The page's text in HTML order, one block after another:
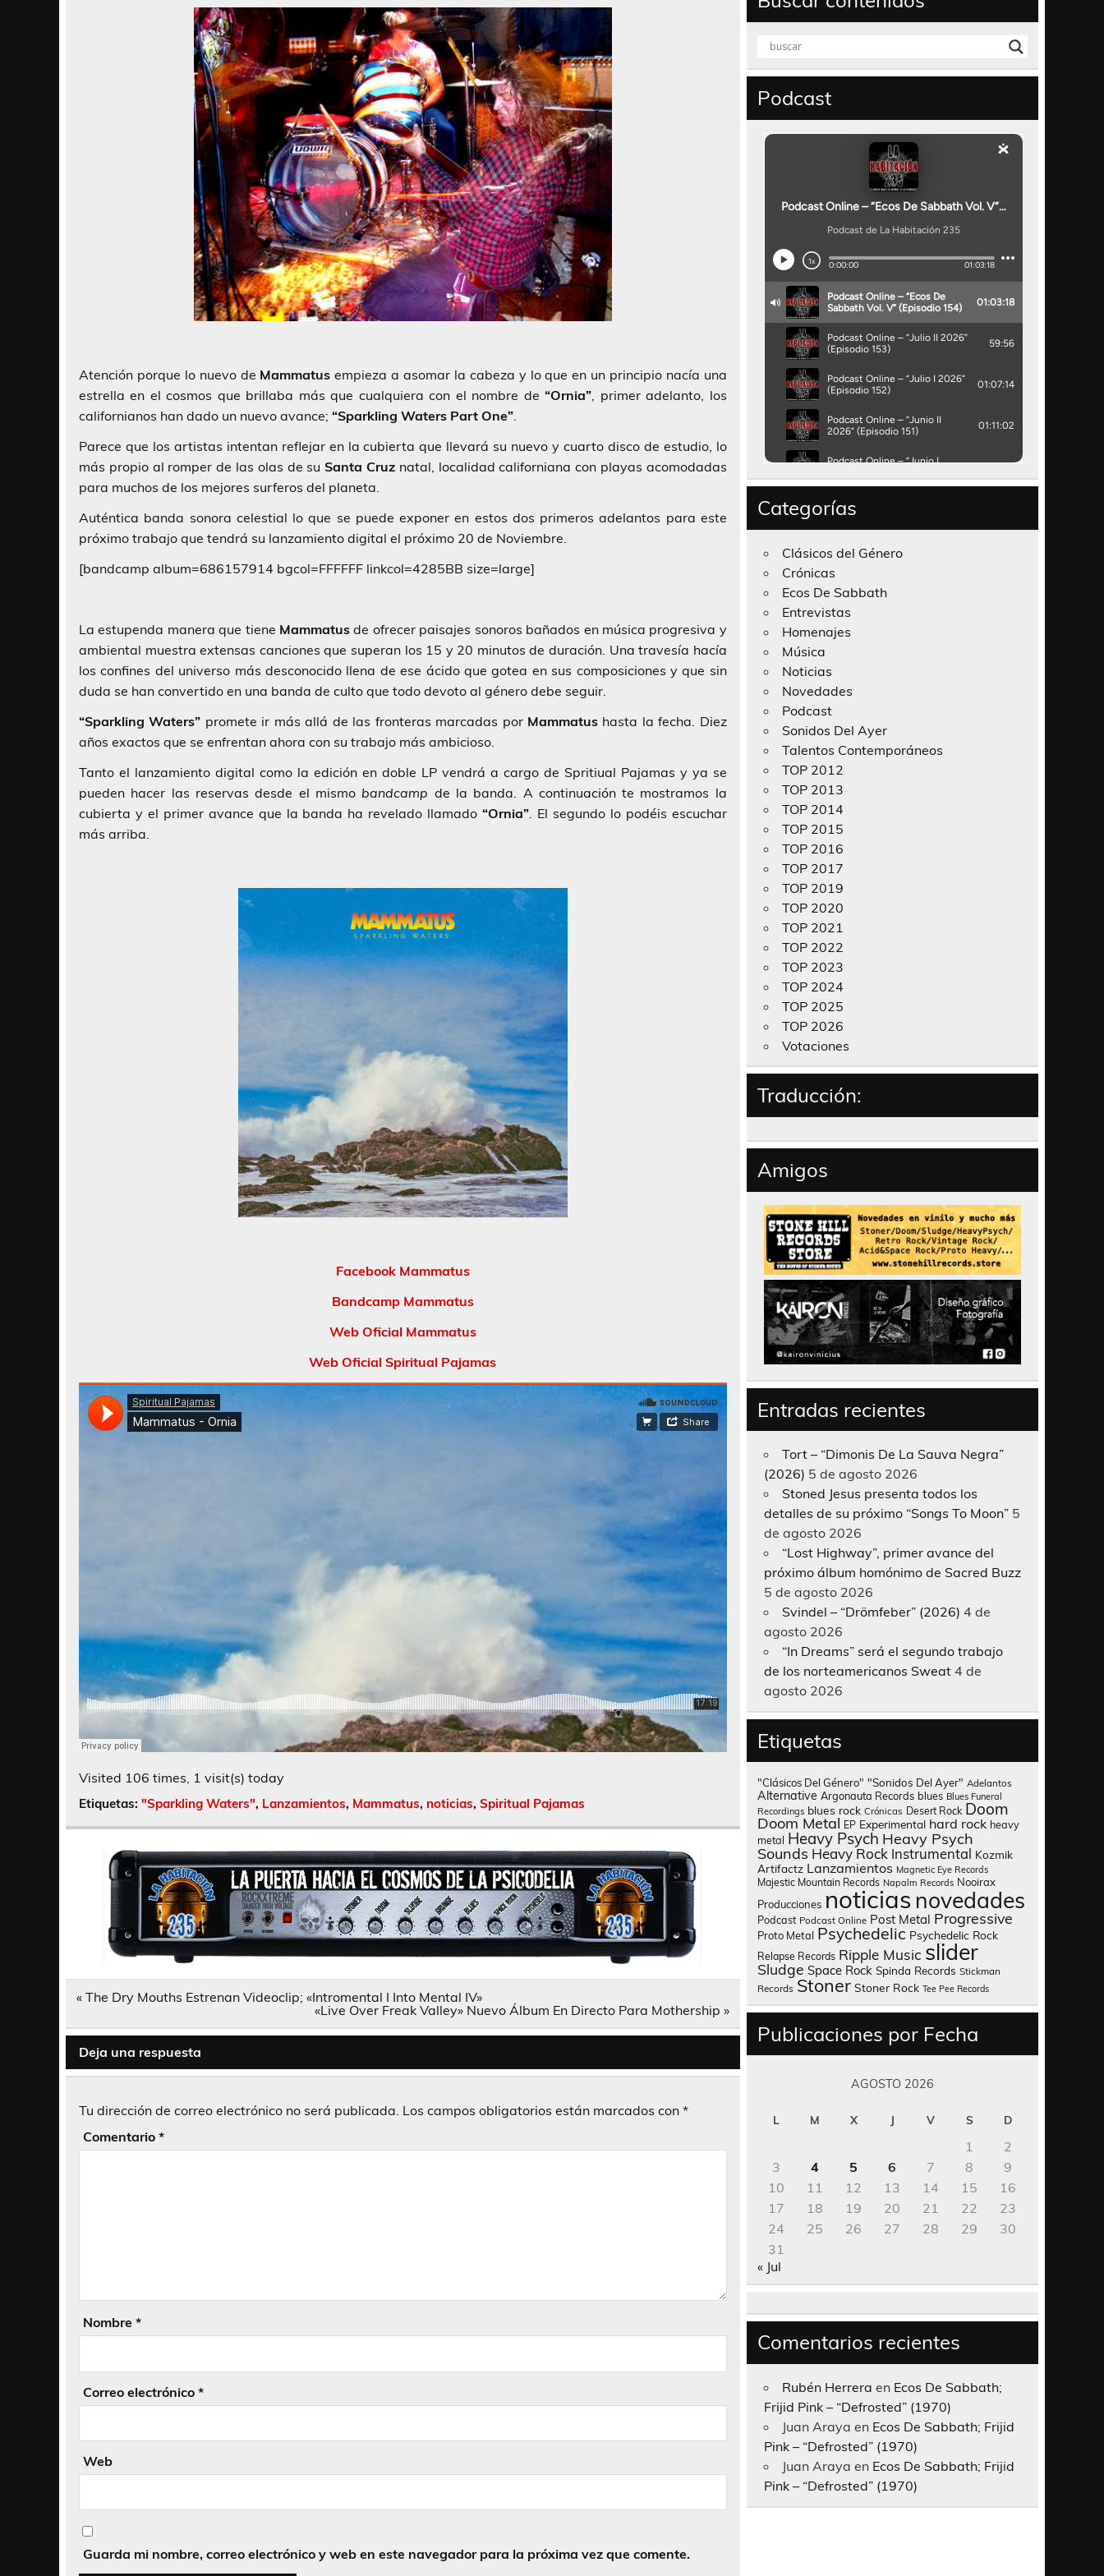
Atención porque lo nuevo de Mammatus empieza a asomar la cabeza y lo que en un principio nacía una
estrella en el cosmos que brillaba más que cualquiera con el nombre de“Ornia”, primer adelanto, los
californianos han dado un nuevo avance; “Sparkling Waters Part One”.
Parece que los artistas intentan reflejar en la cubierta que llevará su nuevo y cuarto disco de estudio, lo
más propio al romper de las olas de suSanta Cruz natal, localidad californiana con playas acomodadas
para muchos de los mejores surferos del planeta.
Auténtica banda sonora celestial lo que se puede exponer en estos dos primeros adelantos para este
próximo trabajo que tendrá su lanzamiento digital el próximo 20 de Noviembre.
[bandcamp album=686157914 bgcol=FFFFFF linkcol=4285BB size=large]
La estupenda manera que tiene Mammatus de ofrecer paisajes sonoros bañados en música progresiva y
ambiental muestra extensas canciones que superan los 15 y 20 minutos de duración. Una travesía hacía
los confines del universo más desconocido llena de ese ácido que gotea en sus composiciones y que sin
duda se han convertido en una banda de culto que todo devoto al género debe seguir.
“Sparkling Waters” promete ir más allá de las fronteras marcadas por Mammatushasta la fecha. Diez
años exactos que se enfrentan ahora con su trabajo más ambicioso.
Tanto el lanzamiento digital como la edición en doble LP vendrá a cargo de Spritiual Pajamas y ya se
pueden hacer las reservas desde el mismo bandcamp de la banda. A continuación te mostramos la
cubierta y el primer avance que la banda ha revelado llamado“Ornia”. El segundo lo podéis escuchar
más arriba.
Facebook Mammatus
Bandcamp Mammatus
Web Oficial Mammatus
Web Oficial Spiritual Pajamas
Visited 106 times, 1 visit(s) today
Etiquetas: "Sparkling Waters", Lanzamientos, Mammatus, noticias, Spiritual Pajamas
Navegación
« The Dry Mouths Estrenan Videoclip; «Intromental I Into Mental IV»
«Live Over Freak Valley» Nuevo Álbum En Directo Para Mothership »
Deja una respuesta
Tu dirección de correo electrónico no será publicada. Los campos obligatorios están marcados con *
Comentario *
Nombre *
Correo electrónico *
Web
Guarda mi nombre, correo electrónico y web en este navegador para la próxima vez que comente.
Podcast
Categorías
Clásicos del Género
Crónicas
Ecos De Sabbath
Entrevistas
Homenajes
Música
Noticias
Novedades
Podcast
Sonidos Del Ayer
Talentos Contemporáneos
TOP 2012
TOP 2013
TOP 2014
TOP 2015
TOP 2016
TOP 2017
TOP 2019
TOP 2020
TOP 2021
TOP 2022
TOP 2023
TOP 2024
TOP 2025
TOP 2026
Votaciones
Traducción:
Amigos
Entradas recientes
Tort – “Dimonis De La Sauva Negra”
(2026) 5 de agosto 2026
Stoned Jesus presenta todos los
detalles de su próximo “Songs To Moon” 5
de agosto 2026
“Lost Highway”, primer avance del
próximo álbum homónimo de Sacred Buzz
5 de agosto 2026
Svindel – “Drömfeber” (2026) 4 de
agosto 2026
“In Dreams” será el segundo trabajo
de los norteamericanos Sweat 4 de
agosto 2026
Etiquetas
"Clásicos Del Género" "Sonidos Del Ayer" Adelantos
Alternative Argonauta Records blues Blues Funeral
Recordings blues rock Crónicas Desert Rock Doom
Doom Metal EP Experimental hard rock heavy
metal Heavy Psych Heavy Psych
Sounds Heavy Rock Instrumental Kozmik
Artifactz Lanzamientos Magnetic Eye Records
Majestic Mountain Records Napalm Records Nooirax
Producciones noticias novedades
Podcast Podcast Online Post Metal Progressive
Proto Metal Psychedelic Psychedelic Rock
Relapse Records Ripple Music slider
Sludge Space Rock Spinda Records Stickman
Records Stoner Stoner Rock Tee Pee Records
Publicaciones por Fecha
AGOSTO 2026
L M X J V S D
1
2
3
4 5 6 7 8
9
10
11 12 13 14 15
16
17
18 19 20 21 22
23
24
25 26 27 28 29
30
31
« Jul
Comentarios recientes
Rubén Herrera en Ecos De Sabbath;
Frijid Pink – “Defrosted” (1970)
Juan Araya en Ecos De Sabbath; Frijid
Pink – “Defrosted” (1970)
Juan Araya en Ecos De Sabbath; Frijid
Pink – “Defrosted” (1970)